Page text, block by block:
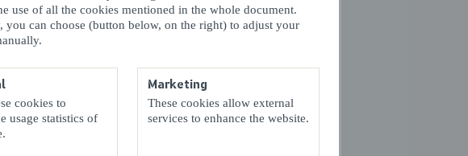
use of all the cookies mentioned in the whole document.
you can choose (button below, on the right) to adjust your
cookies to
usage statistics of
Marketing
These cookies allow external
services to enhance the website.